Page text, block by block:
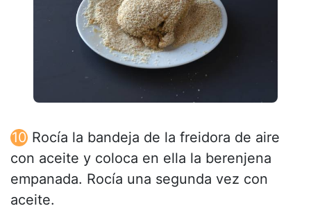
Rocía la bandeja de la freidora de aire
con aceite y coloca en ella la berenjena
empanada. Rocía una segunda vez con
aceite.